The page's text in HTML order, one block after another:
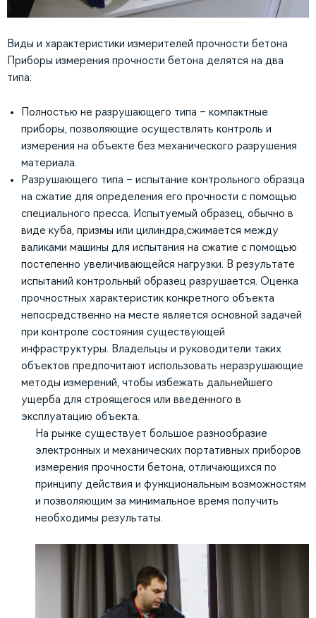
Виды и характеристики измерителей прочности бетона
Приборы измерения прочности бетона делятся на два
типа:
Полностью не разрушающего типа – компактные
приборы, позволяющие осуществлять контроль и
измерения на объекте без механического разрушения
материала.
Разрушающего типа – испытание контрольного образца
на сжатие для определения его прочности с помощью
специального пресса. Испытуемый образец, обычно в
виде куба, призмы или цилиндра,сжимается между
валиками машины для испытания на сжатие с помощью
постепенно увеличивающейся нагрузки. В результате
испытаний контрольный образец разрушается. Оценка
прочностных характеристик конкретного объекта
непосредственно на месте является основной задачей
при контроле состояния существующей
инфраструктуры. Владельцы и руководители таких
объектов предпочитают использовать неразрушающие
методы измерений, чтобы избежать дальнейшего
ущерба для строящегося или введенного в
эксплуатацию объекта.
На рынке существует большое разнообразие
электронных и механических портативных приборов
измерения прочности бетона, отличающихся по
принципу действия и функциональным возможностям
и позволяющим за минимальное время получить
необходимы результаты.